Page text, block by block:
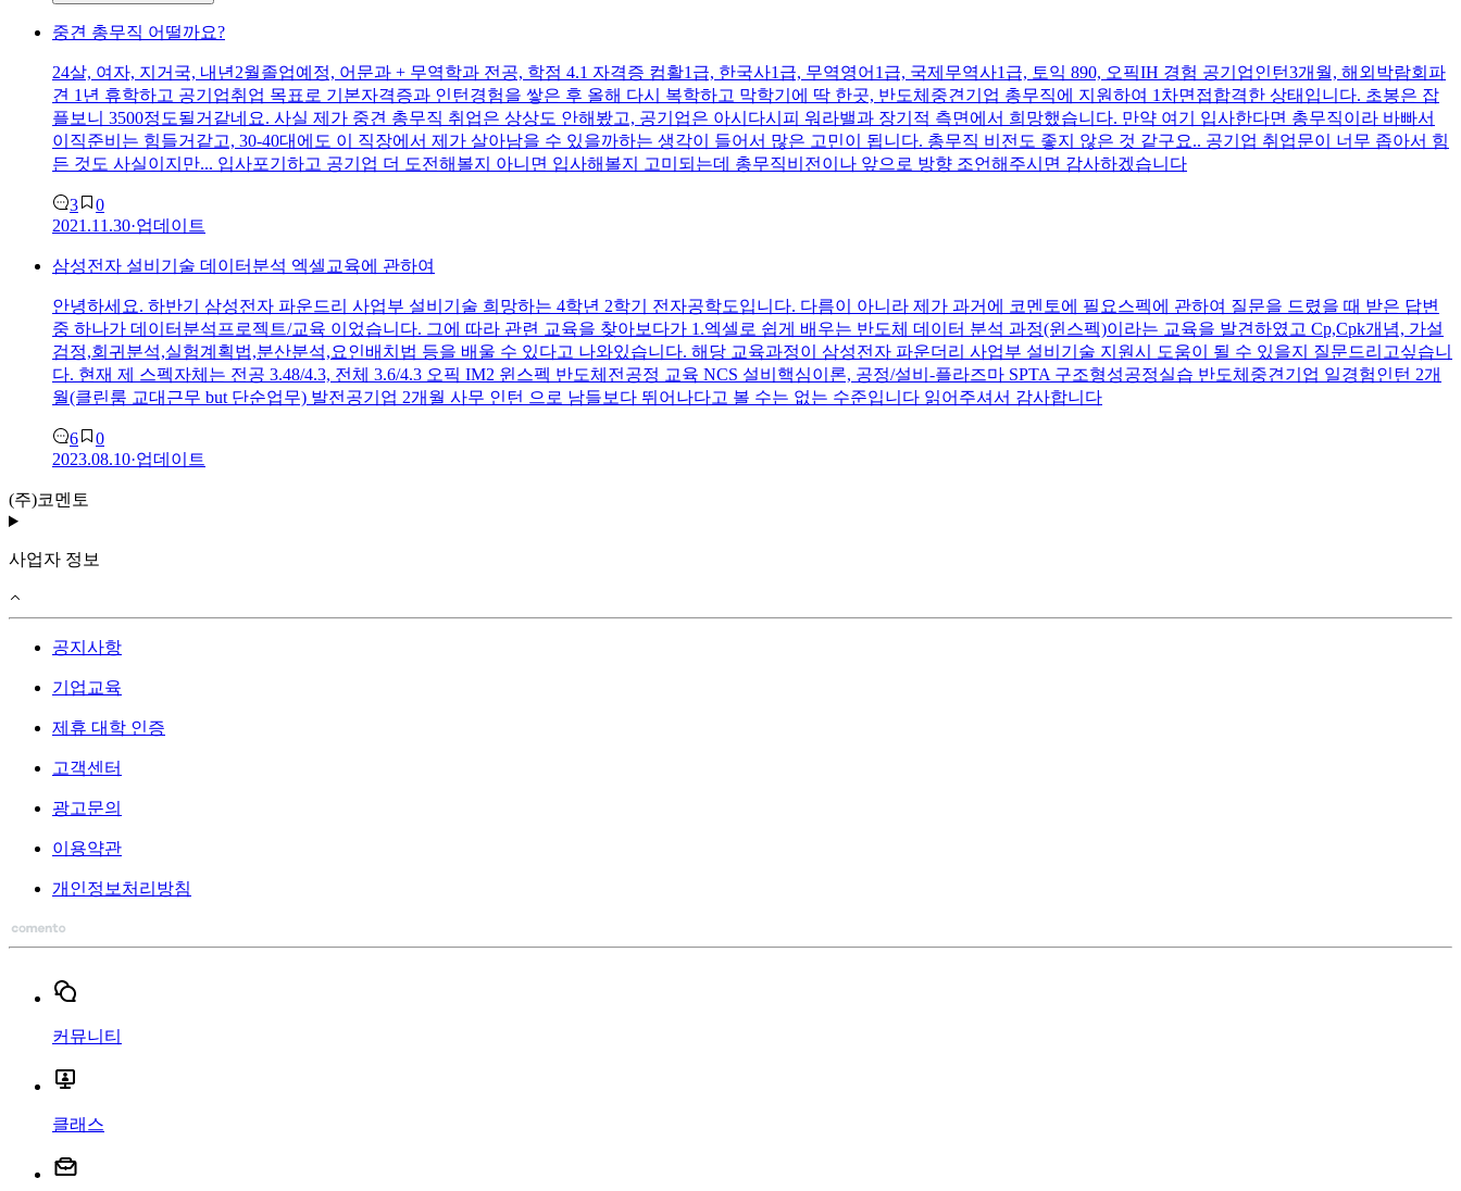
중견 총무직 어떨까요?
24살, 여자, 지거국, 내년2월졸업예정, 어문과 + 무역학과 전공, 학점 4.1 자격증 컴활1급, 한국사1급, 무역영어1급, 국제무역사1급, 토익 890, 오픽IH 경험 공기업인턴3개월, 해외박람회파
견 1년 휴학하고 공기업취업 목표로 기본자격증과 인턴경험을 쌓은 후 올해 다시 복학하고 막학기에 딱 한곳, 반도체중견기업 총무직에 지원하여 1차면접합격한 상태입니다. 초봉은 잡
플보니 3500정도될거같네요. 사실 제가 중견 총무직 취업은 상상도 안해봤고, 공기업은 아시다시피 워라밸과 장기적 측면에서 희망했습니다. 만약 여기 입사한다면 총무직이라 바빠서
이직준비는 힘들거같고, 30-40대에도 이 직장에서 제가 살아남을 수 있을까하는 생각이 들어서 많은 고민이 됩니다. 총무직 비전도 좋지 않은 것 같구요.. 공기업 취업문이 너무 좁아서 힘
든 것도 사실이지만... 입사포기하고 공기업 더 도전해볼지 아니면 입사해볼지 고미되는데 총무직비전이나 앞으로 방향 조언해주시면 감사하겠습니다
3
0
2021.11.30·업데이트
삼성전자 설비기술 데이터분석 엑셀교육에 관하여
안녕하세요. 하반기 삼성전자 파운드리 사업부 설비기술 희망하는 4학년 2학기 전자공학도입니다. 다름이 아니라 제가 과거에 코멘토에 필요스펙에 관하여 질문을 드렸을 때 받은 답변
중 하나가 데이터분석프로젝트/교육 이었습니다. 그에 따라 관련 교육을 찾아보다가 1.엑셀로 쉽게 배우는 반도체 데이터 분석 과정(윈스펙)이라는 교육을 발견하였고 Cp,Cpk개념, 가설
검정,회귀분석,실험계획법,분산분석,요인배치법 등을 배울 수 있다고 나와있습니다. 해당 교육과정이 삼성전자 파운더리 사업부 설비기술 지원시 도움이 될 수 있을지 질문드리고싶습니
다. 현재 제 스펙자체는 전공 3.48/4.3, 전체 3.6/4.3 오픽 IM2 윈스펙 반도체전공정 교육 NCS 설비핵심이론, 공정/설비-플라즈마 SPTA 구조형성공정실습 반도체중견기업 일경험인턴 2개
월(클린룸 교대근무 but 단순업무) 발전공기업 2개월 사무 인턴 으로 남들보다 뛰어나다고 볼 수는 없는 수준입니다 읽어주셔서 감사합니다
6
0
2023.08.10·업데이트
(주)코멘토
사업자 정보
공지사항
기업교육
제휴 대학 인증
고객센터
광고문의
이용약관
개인정보처리방침
커뮤니티
클래스